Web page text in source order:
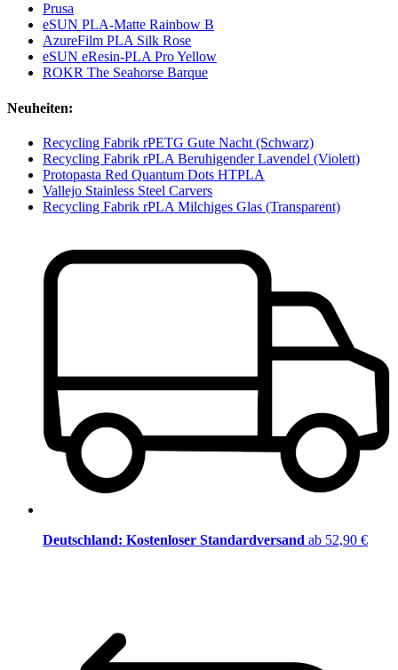
Prusa
eSUN PLA-Matte Rainbow B
AzureFilm PLA Silk Rose
eSUN eResin-PLA Pro Yellow
ROKR The Seahorse Barque
Neuheiten:
Recycling Fabrik rPETG Gute Nacht (Schwarz)
Recycling Fabrik rPLA Beruhigender Lavendel (Violett)
Protopasta Red Quantum Dots HTPLA
Vallejo Stainless Steel Carvers
Recycling Fabrik rPLA Milchiges Glas (Transparent)
Deutschland: Kostenloser Standardversand ab 52,90 €